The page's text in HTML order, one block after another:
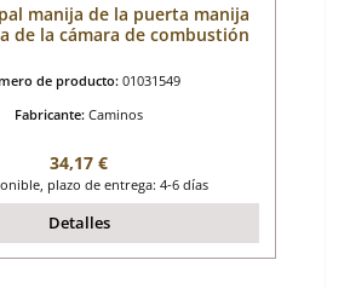
manija de la puerta manija
de la cámara de combustión
de producto: 01031549
Fabricante: Caminos
Precio normal:
34,17 €
plazo de entrega: 4-6 días
Detalles